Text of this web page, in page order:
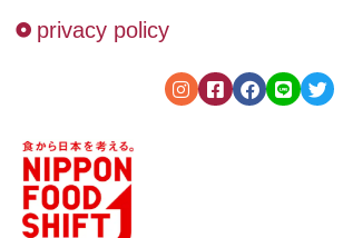
privacy policy